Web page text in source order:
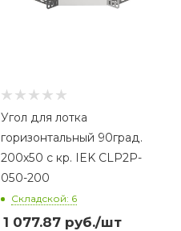
Угол для лотка
горизонтальный 90град.
200х50 с кр. IEK CLP2P-
050-200
Складской: 6
1 077.87руб./шт